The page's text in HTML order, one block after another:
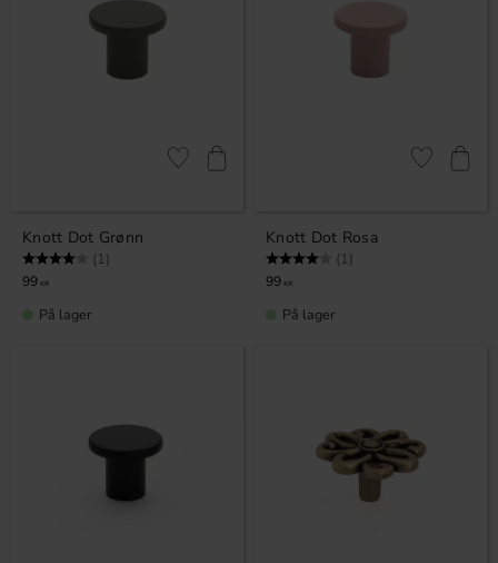
Knott Dot Grønn
Karakter: (1)
99 KR
Lagre som favoritt
På lager
Knott Dot Rosa
Karakter: (1)
99 KR
Lagre som
På lager